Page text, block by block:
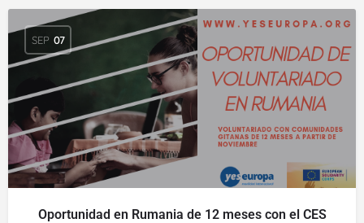
SEP 07
Oportunidad en Rumania de 12 meses con el CES